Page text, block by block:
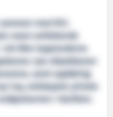
med NCL
mest omfattende
alt åtte toppmoderne
nye skipsklasser
samt oppføring
Cay, selskapets private
i Karibien.